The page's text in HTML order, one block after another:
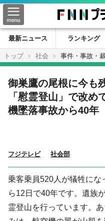
最新ニュース ランキング
トップ
社会 事件・事故・
御巣鷹の尾根に今も
「慰霊登山」で改
機墜落事故から40年
フジテレビ 社会部
乗客乗員520人が犠牲にな
ら12日で40年です。遺族
霊登山を行っています。